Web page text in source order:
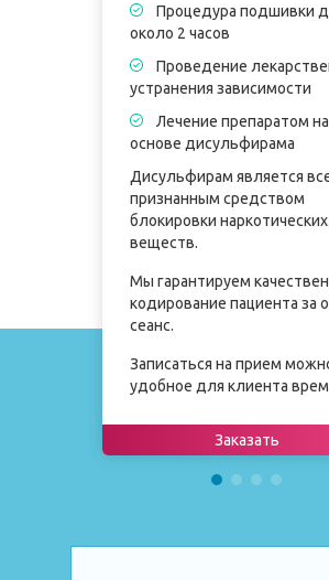
Процедура подшивки
около 2 часов
Проведение
устранения зависимости
Лечение препаратом на
основе дисульфирама
Дисульфирам является
признанным средством
блокировки наркотических
веществ.
Мы гарантируем
кодирование пациента за
сеанс.
Записаться на прием
удобное для клиента
Заказать